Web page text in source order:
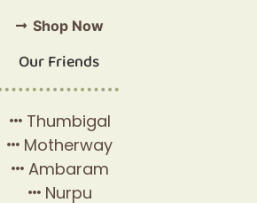
Shop Now
Our Friends
Thumbigal
Motherway
Ambaram
Nurpu